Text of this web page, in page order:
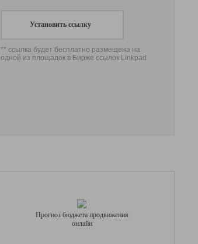
Установить ссылку
** ссылка будет бесплатно размещена на
одной из площадок в Бирже ссылок Linkpad
Прогноз бюджета продвижения
онлайн